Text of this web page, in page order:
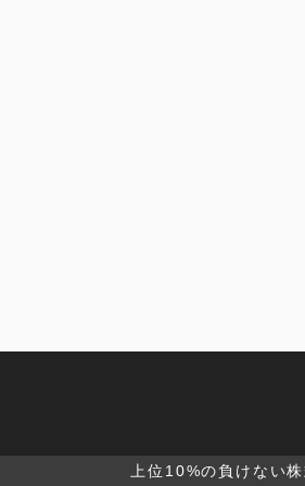
上位10%の負けない